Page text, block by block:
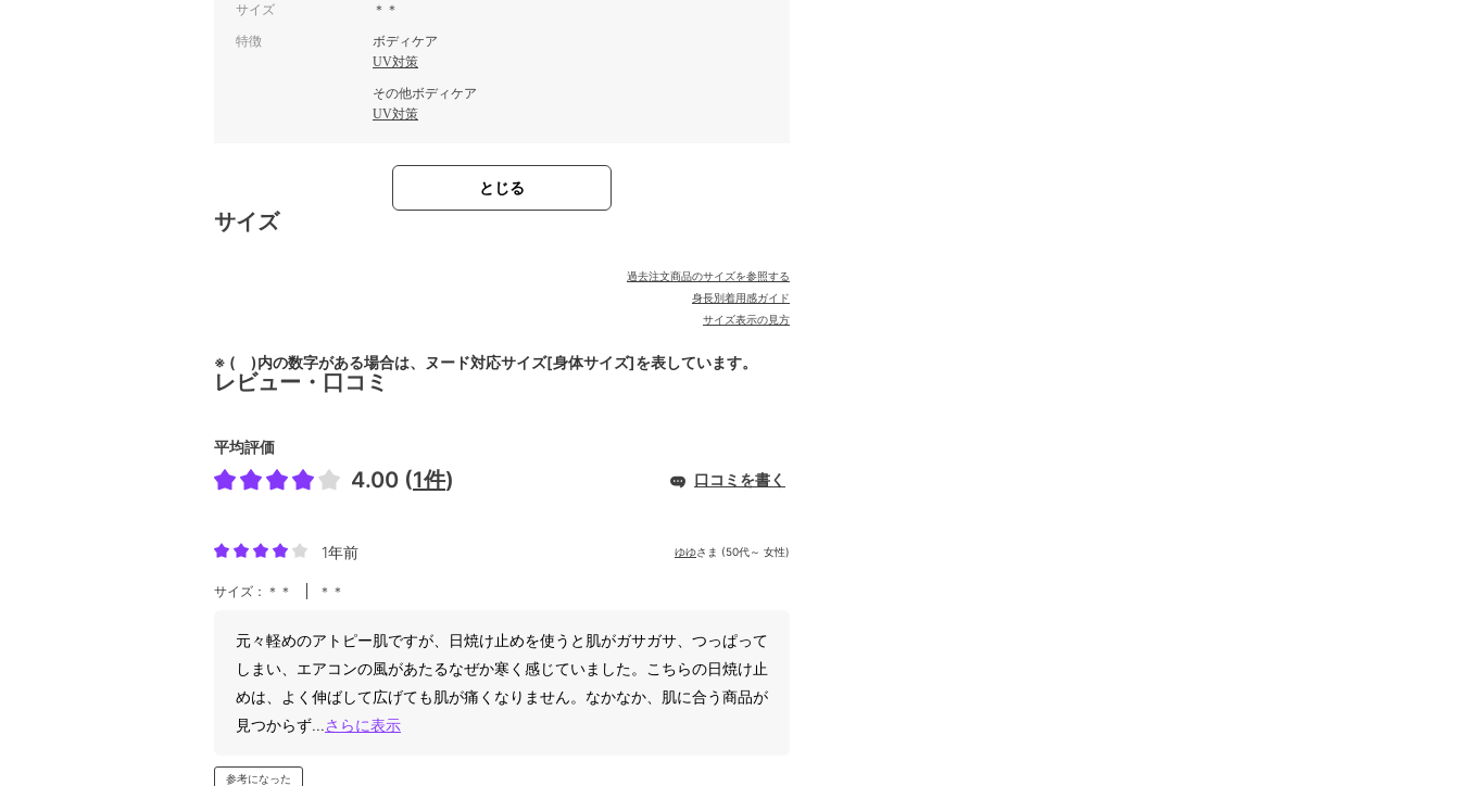
サイズ ＊＊
特徴
ボディケア
UV対策
その他ボディケア
UV対策
とじる
サイズ
過去注文商品のサイズを参照する
身長別着用感ガイド
サイズ表示の見方
※ ( )内の数字がある場合は、ヌード対応サイズ[身体サイズ]を表しています。
レビュー・口コミ
平均評価
4.00 (1件) 口コミを書く
1年前 ゆゆさま (50代～ 女性)
サイズ：＊＊ ＊＊
元々軽めのアトピー肌ですが、日焼け止めを使うと肌がガサガサ、つっぱって
しまい、エアコンの風があたるなぜか寒く感じていました。こちらの日焼け止
めは、よく伸ばして広げても肌が痛くなりません。なかなか、肌に合う商品が
見つからず... さらに表示
参考になった